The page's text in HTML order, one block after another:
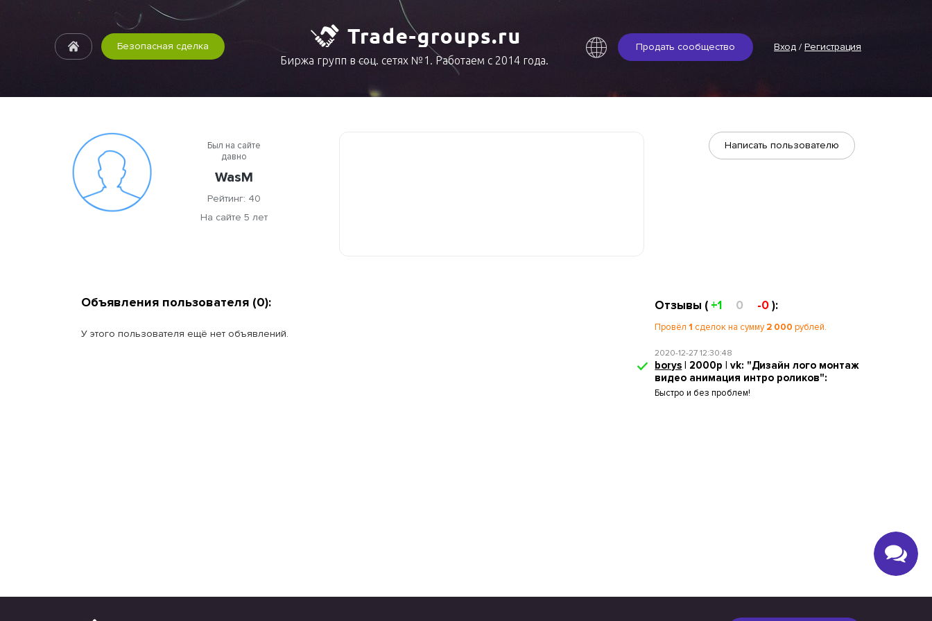
Продать сообщество Вход / Регистрация
Безопасная сделка
Биржа групп в соц. сетях №1. Работаем с 2014 года.
Был на сайте
давно
WasM
Рейтинг: 40
На сайте 5 лет
Написать пользователю
Объявления пользователя (0):
У этого пользователя ещё нет объявлений.
Отзывы ( +1 0 -0):
Провёл1 сделок на сумму2 000 рублей.
2020-12-27 12:30:48
borys | 2000р | vk: "Дизайн лого монтаж
видео анимация интро роликов":
Быстро и без проблем!